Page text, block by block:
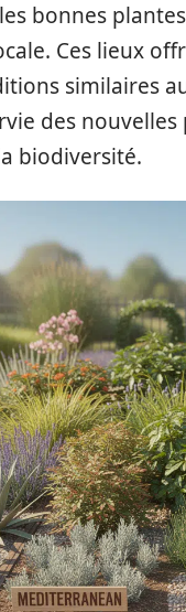
bonnes
Ces lieux
similaires
des
biodiversité.